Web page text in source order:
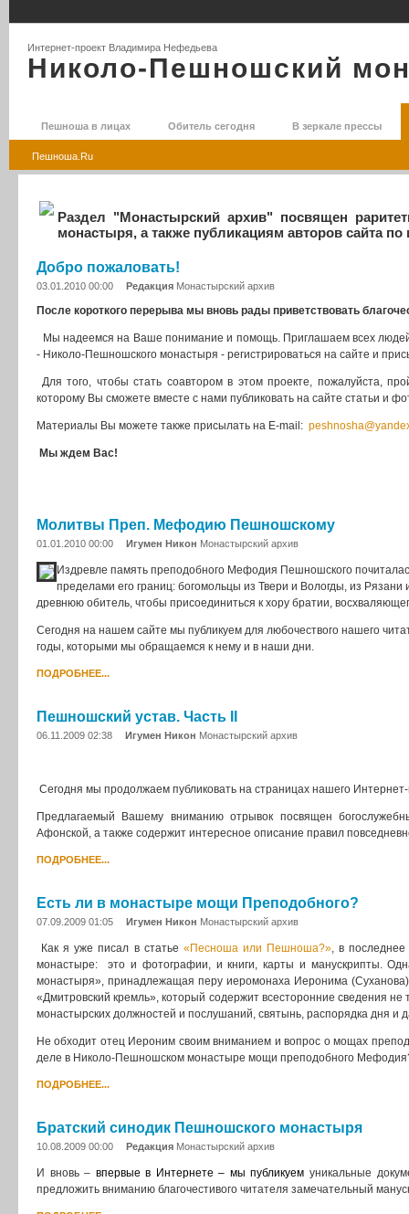
Интернет-проект Владимира Нефедьева
Николо-Пешношский
Пешноша в лицах Обитель сегодня В зеркале прессы
Пешноша.Ru
Раздел "Монастырский архив" посвящен
монастыря, а также публикациям авторов сайта по
Добро пожаловать!
03.01.2010 00:00 Редакция Монастырский архив
После короткого перерыва мы вновь рады приветствовать
Мы надеемся на Ваше понимание и помощь. Приглашаем всех
- Николо-Пешношского монастыря - регистрироваться на сайте и
Для того, чтобы стать соавтором в этом проекте, пожалуйста,
которому Вы сможете вместе с нами публиковать на сайте статьи
Материалы Вы можете также присылать на E-mail:
Мы ждем Вас!
Молитвы Преп. Мефодию Пешношскому
01.01.2010 00:00 Игумен Никон Монастырский архив
Издревле память преподобного Мефодия Пешношского
пределами его границ: богомольцы из Твери и Вологды, из
древнюю обитель, чтобы присоединиться к хору братии,
Сегодня на нашем сайте мы публикуем для любочествого нашего
годы, которыми мы обращаемся к нему и в наши дни.
ПОДРОБНЕЕ...
Пешношский устав. Часть II
06.11.2009 02:38 Игумен Никон Монастырский архив
Сегодня мы продолжаем публиковать на страницах нашего
Предлагаемый Вашему вниманию отрывок посвящен
Афонской, а также содержит интересное описание правил
ПОДРОБНЕЕ...
Есть ли в монастыре мощи Преподобного?
07.09.2009 01:05 Игумен Никон Монастырский архив
Как я уже писал в статье «Песноша или Пешноша?», в
монастыре: это и фотографии, и книги, карты и манускрипты.
монастыря», принадлежащая перу иеромонаха Иеронима
«Дмитровский кремль», который содержит всесторонние сведения
монастырских должностей и послушаний, святынь, распорядка дня и
Не обходит отец Иероним своим вниманием и вопрос о мощах
деле в Николо-Пешношском монастыре мощи преподобного
ПОДРОБНЕЕ...
Братский синодик Пешношского монастыря
10.08.2009 00:00 Редакция Монастырский архив
И вновь – впервые в Интернете – мы публикуем уникальные
предложить вниманию благочестивого читателя замечательный